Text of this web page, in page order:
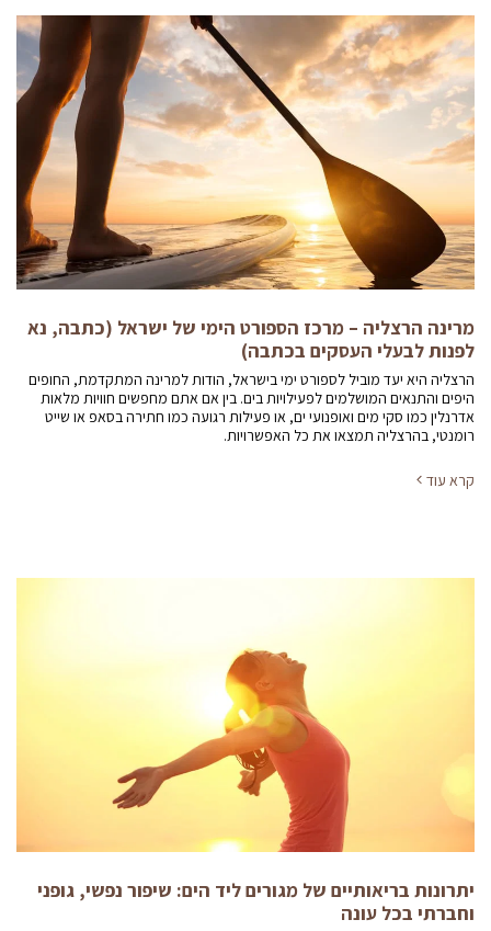
מרינה הרצליה – מרכז הספורט הימי של ישראל (כתבה, נא
לפנות לבעלי העסקים בכתבה)
הרצליה היא יעד מוביל לספורט ימי בישראל, הודות למרינה המתקדמת, החופים
היפים והתנאים המושלמים לפעילויות בים. בין אם אתם מחפשים חוויות מלאות
אדרנלין כמו סקי מים ואופנועי ים, או פעילות רגועה כמו חתירה בסאפ או שייט
רומנטי, בהרצליה תמצאו את כל האפשרויות.
קרא עוד
יתרונות בריאותיים של מגורים ליד הים: שיפור נפשי, גופני
וחברתי בכל עונה